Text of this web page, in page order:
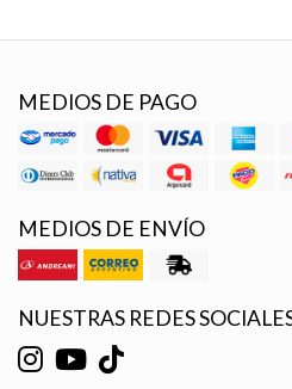
MEDIOS DE PAGO
MEDIOS DE ENVÍO
NUESTRAS REDES